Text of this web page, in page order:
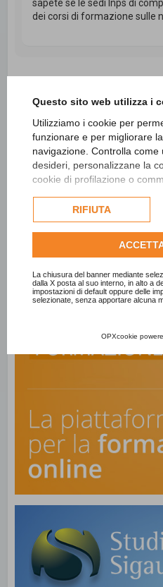
Questo sito web utilizza i
Utilizziamo i cookie per
funzionare e per migliorare
navigazione. Controlla
desideri, personalizzane la
cookie di profilazione o
dell'utente e, se consentito,
per personalizzare gli
informazioni su come
politica sulla
Consulta l'informativa
RIFIUTA
La chiusura del banner mediante
dalla X posta al suo interno, in alto a
impostazioni di default oppure delle
selezionate, senza apportare alcuna
OPXcookie
sapete se le sedi Inps di
dei corsi di formazione sulle